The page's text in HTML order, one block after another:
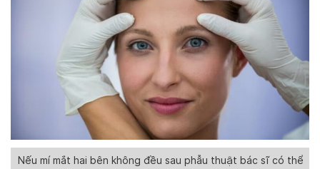
Nếu mí mắt hai bên không đều sau phẫu thuật bác sĩ có thể